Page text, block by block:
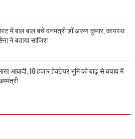
में बाल बाल बचे वनमंत्री डॉ अरुण कुमार, कायस्थ
ने बताया साजिश
आबादी, 10 हजार हेक्टेयर भूमि को बाढ़ से बचाव में